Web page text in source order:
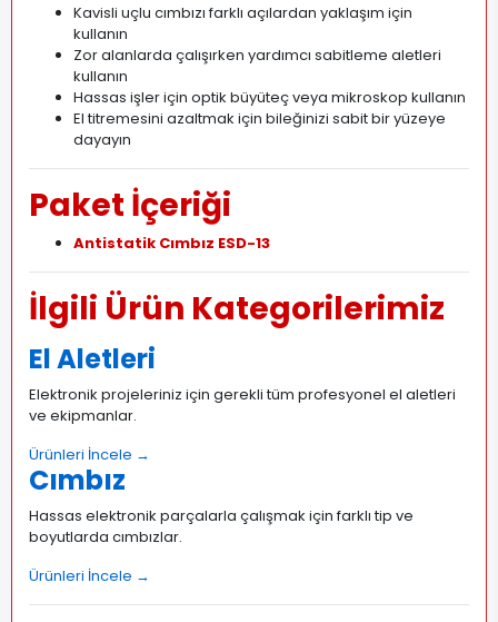
Kavisli uçlu cımbızı farklı açılardan yaklaşım için
kullanın
Zor alanlarda çalışırken yardımcı sabitleme aletleri
kullanın
Hassas işler için optik büyüteç veya mikroskop kullanın
El titremesini azaltmak için bileğinizi sabit bir yüzeye
dayayın
Paket İçeriği
Antistatik Cımbız ESD-13
İlgili Ürün Kategorilerimiz
El Aletleri
Elektronik projeleriniz için gerekli tüm profesyonel el aletleri
ve ekipmanlar.
Ürünleri İncele →
Cımbız
Hassas elektronik parçalarla çalışmak için farklı tip ve
boyutlarda cımbızlar.
Ürünleri İncele →